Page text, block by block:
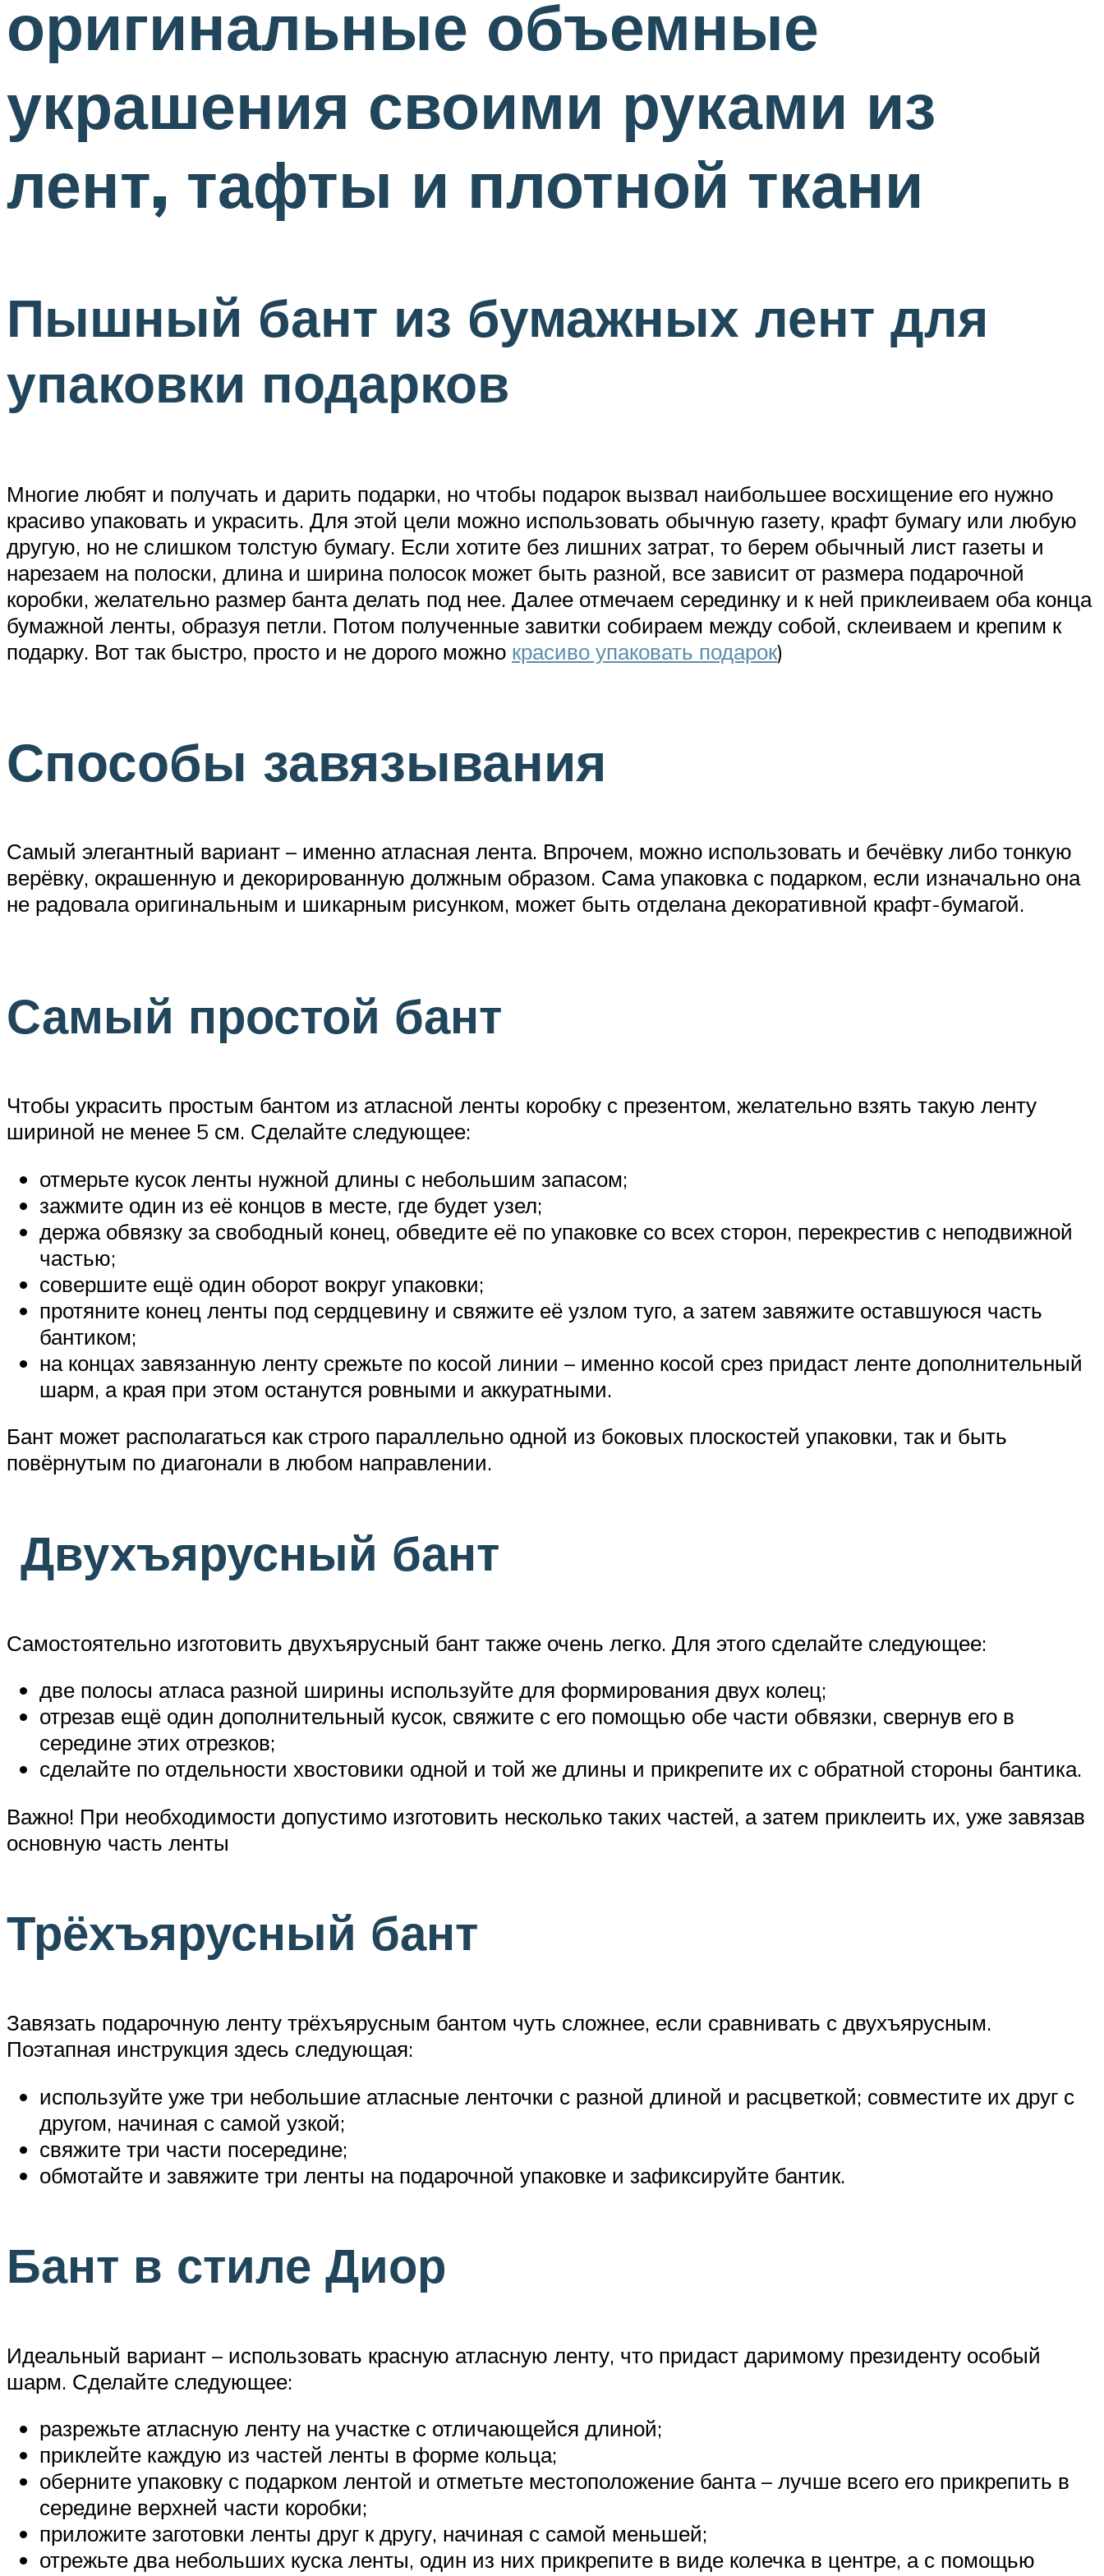
оригинальные объемные
украшения своими руками из
лент, тафты и плотной ткани
Пышный бант из бумажных лент для
упаковки подарков
Многие любят и получать и дарить подарки, но чтобы подарок вызвал наибольшее восхищение его нужно
красиво упаковать и украсить. Для этой цели можно использовать обычную газету, крафт бумагу или любую
другую, но не слишком толстую бумагу. Если хотите без лишних затрат, то берем обычный лист газеты и
нарезаем на полоски, длина и ширина полосок может быть разной, все зависит от размера подарочной
коробки, желательно размер банта делать под нее. Далее отмечаем серединку и к ней приклеиваем оба конца
бумажной ленты, образуя петли. Потом полученные завитки собираем между собой, склеиваем и крепим к
подарку. Вот так быстро, просто и не дорого можно красиво упаковать подарок)
Способы завязывания
Самый элегантный вариант – именно атласная лента. Впрочем, можно использовать и бечёвку либо тонкую
верёвку, окрашенную и декорированную должным образом. Сама упаковка с подарком, если изначально она
не радовала оригинальным и шикарным рисунком, может быть отделана декоративной крафт-бумагой.
Самый простой бант
Чтобы украсить простым бантом из атласной ленты коробку с презентом, желательно взять такую ленту
шириной не менее 5 см. Сделайте следующее:
отмерьте кусок ленты нужной длины с небольшим запасом;
зажмите один из её концов в месте, где будет узел;
держа обвязку за свободный конец, обведите её по упаковке со всех сторон, перекрестив с неподвижной
частью;
совершите ещё один оборот вокруг упаковки;
протяните конец ленты под сердцевину и свяжите её узлом туго, а затем завяжите оставшуюся часть
бантиком;
на концах завязанную ленту срежьте по косой линии – именно косой срез придаст ленте дополнительный
шарм, а края при этом останутся ровными и аккуратными.
Бант может располагаться как строго параллельно одной из боковых плоскостей упаковки, так и быть
повёрнутым по диагонали в любом направлении.
Двухъярусный бант
Самостоятельно изготовить двухъярусный бант также очень легко. Для этого сделайте следующее:
две полосы атласа разной ширины используйте для формирования двух колец;
отрезав ещё один дополнительный кусок, свяжите с его помощью обе части обвязки, свернув его в
середине этих отрезков;
сделайте по отдельности хвостовики одной и той же длины и прикрепите их с обратной стороны бантика.
Важно! При необходимости допустимо изготовить несколько таких частей, а затем приклеить их, уже завязав
основную часть ленты
Трёхъярусный бант
Завязать подарочную ленту трёхъярусным бантом чуть сложнее, если сравнивать с двухъярусным.
Поэтапная инструкция здесь следующая:
используйте уже три небольшие атласные ленточки с разной длиной и расцветкой; совместите их друг с
другом, начиная с самой узкой;
свяжите три части посередине;
обмотайте и завяжите три ленты на подарочной упаковке и зафиксируйте бантик.
Бант в стиле Диор
Идеальный вариант – использовать красную атласную ленту, что придаст даримому президенту особый
шарм. Сделайте следующее:
разрежьте атласную ленту на участке с отличающейся длиной;
приклейте каждую из частей ленты в форме кольца;
оберните упаковку с подарком лентой и отметьте местоположение банта – лучше всего его прикрепить в
середине верхней части коробки;
приложите заготовки ленты друг к другу, начиная с самой меньшей;
отрежьте два небольших куска ленты, один из них прикрепите в виде колечка в центре, а с помощью